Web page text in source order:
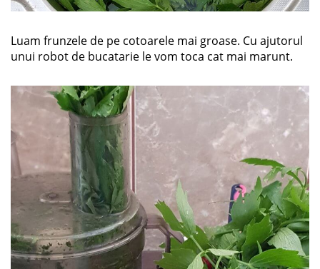
Luam frunzele de pe cotoarele mai groase. Cu ajutorul
unui robot de bucatarie le vom toca cat mai marunt.